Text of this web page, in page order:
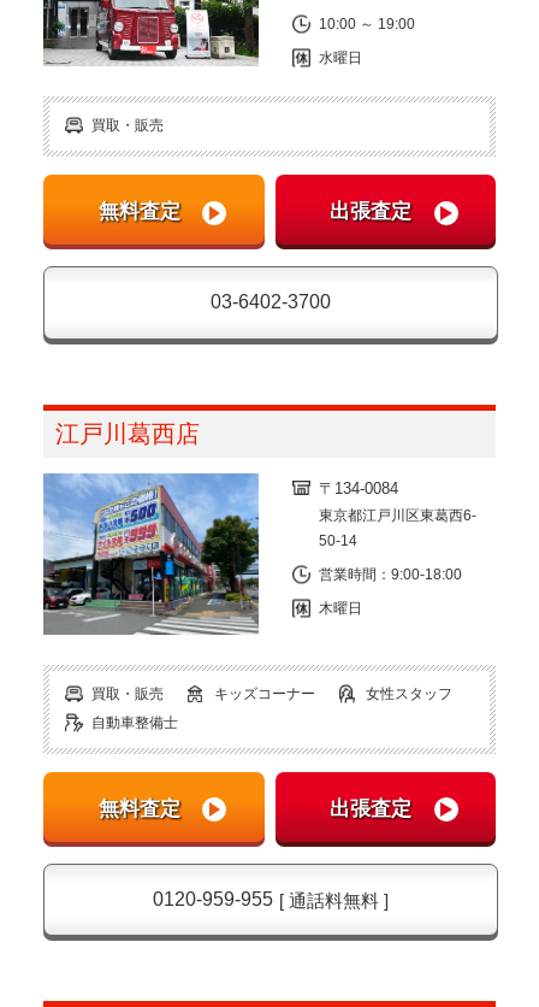
10:00 ～ 19:00
水曜日
買取・販売
03-6402-3700
江戸川葛西店
〒134-0084
東京都江戸川区東葛西6-
50-14
営業時間：9:00-18:00
木曜日
買取・販売 キッズコーナー
女性スタッフ
自動車整備士
0120-959-955 [ 通話料無料 ]